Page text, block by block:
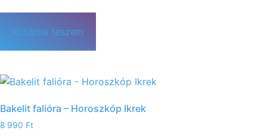
Kosárba teszem
Bakelit falióra – Horoszkóp Ikrek
8 990 Ft